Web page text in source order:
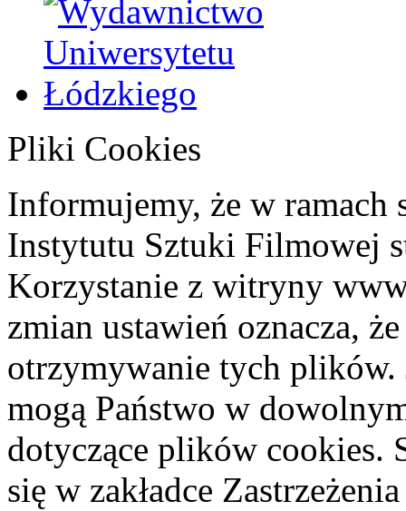
Pliki Cookies
Informujemy, że w ramach
Instytutu Sztuki Filmowej
Korzystanie z witryny
zmian ustawień oznacza,
otrzymywanie tych plików.
mogą Państwo w
dotyczące plików cookies.
się w zakładce